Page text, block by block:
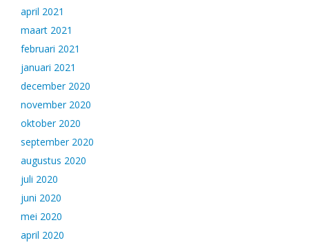
april 2021
maart 2021
februari 2021
januari 2021
december 2020
november 2020
oktober 2020
september 2020
augustus 2020
juli 2020
juni 2020
mei 2020
april 2020